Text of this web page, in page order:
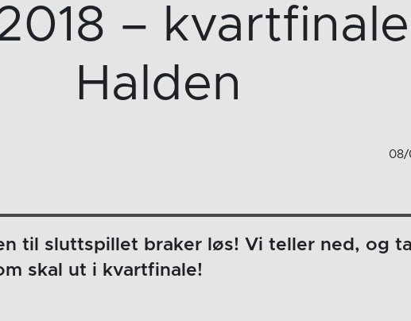
–
Halden
08/
til sluttspillet braker løs! Vi teller ned, og
skal ut i kvartfinale!